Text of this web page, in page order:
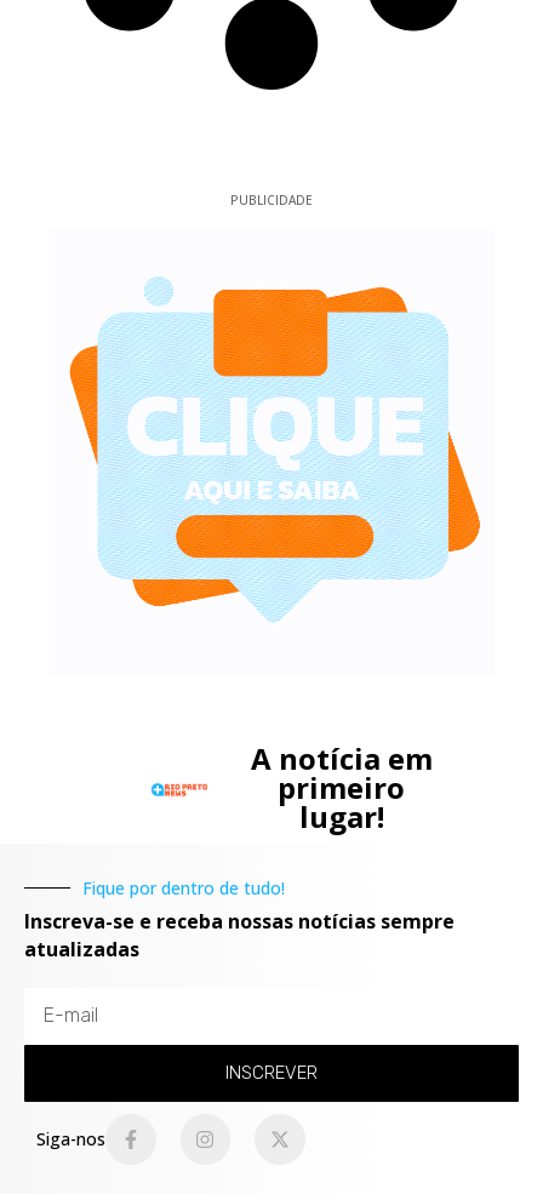
PUBLICIDADE
A notícia em
primeiro
lugar!
Fique por dentro de tudo!
Inscreva-se e receba nossas notícias sempre
atualizadas
INSCREVER
Siga-nos